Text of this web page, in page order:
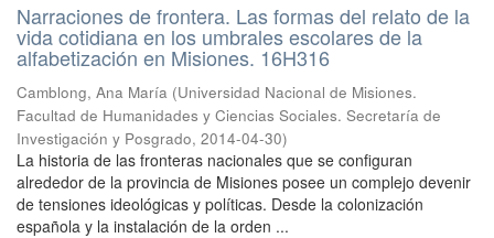
Narraciones de frontera. Las formas del relato de la
vida cotidiana en los umbrales escolares de la
alfabetización en Misiones. 16H316
Camblong, Ana María (Universidad Nacional de Misiones.
Facultad de Humanidades y Ciencias Sociales. Secretaría de
Investigación y Posgrado, 2014-04-30)
La historia de las fronteras nacionales que se configuran
alrededor de la provincia de Misiones posee un complejo devenir
de tensiones ideológicas y políticas. Desde la colonización
española y la instalación de la orden ...